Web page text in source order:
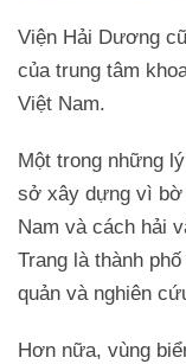
Viện Hải Dương
của trung tâm
Việt Nam.
Một trong những
sở xây dựng vì bờ
Nam và cách hải
Trang là thành
quản và nghiên
Hơn nữa, vùng